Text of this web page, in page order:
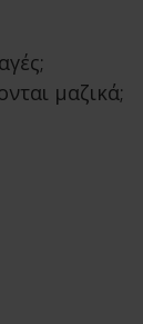
μαζικά;